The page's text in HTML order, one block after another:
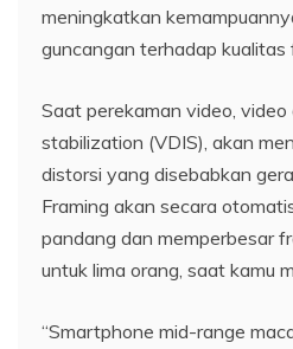
meningkatkan
guncangan terhadap kualitas
Saat perekaman video, video
stabilization (VDIS), akan
distorsi yang disebabkan
Framing akan secara
pandang dan memperbesar
untuk lima orang, saat kamu
“Smartphone mid-range